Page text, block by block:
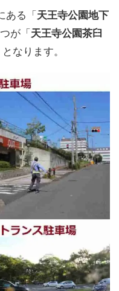
ある「 天王寺公園地下
が「 天王寺公園茶臼
となります。